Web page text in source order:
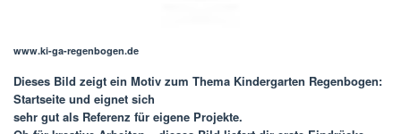
www.ki-ga-regenbogen.de
Dieses Bild zeigt ein Motiv zum Thema Kindergarten Regenbogen:
Startseite und eignet sich
sehr gut als Referenz für eigene Projekte.